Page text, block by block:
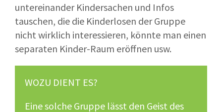
untereinander Kindersachen und Infos
tauschen, die die Kinderlosen der Gruppe
nicht wirklich interessieren, könnte man einen
separaten Kinder-Raum eröffnen usw.
WOZU DIENT ES?
Eine solche Gruppe lässt den Geist des